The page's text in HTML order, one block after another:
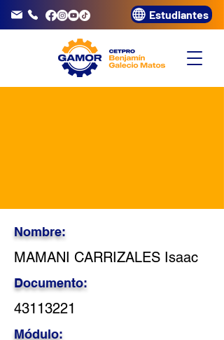
3320072 Estudiantes
Nombre:
MAMANI CARRIZALES Isaac
Documento:
43113221
Módulo: